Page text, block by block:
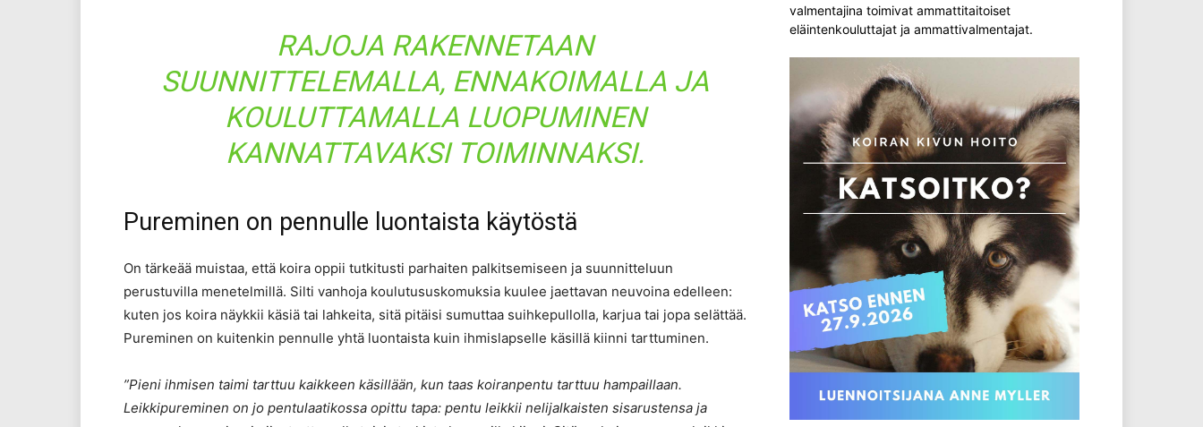
RAJOJA RAKENNETAAN
SUUNNITTELEMALLA, ENNAKOIMALLA JA
KOULUTTAMALLA LUOPUMINEN
KANNATTAVAKSI TOIMINNAKSI.
Pureminen on pennulle luontaista käytöstä
On tärkeää muistaa, että koira oppii tutkitusti parhaiten palkitsemiseen ja suunnitteluun
perustuvilla menetelmillä. Silti vanhoja koulutususkomuksia kuulee jaettavan neuvoina edelleen:
kuten jos koira näykkii käsiä tai lahkeita, sitä pitäisi sumuttaa suihkepullolla, karjua tai jopa selättää.
Pureminen on kuitenkin pennulle yhtä luontaista kuin ihmislapselle käsillä kiinni tarttuminen.
”Pieni ihmisen taimi tarttuu kaikkeen käsillään, kun taas koiranpentu tarttuu hampaillaan.
Leikkipureminen on jo pentulaatikossa opittu tapa: pentu leikkii nelijalkaisten sisarustensa ja
valmentajina toimivat ammattitaitoiset
eläintenkouluttajat ja ammattivalmentajat.